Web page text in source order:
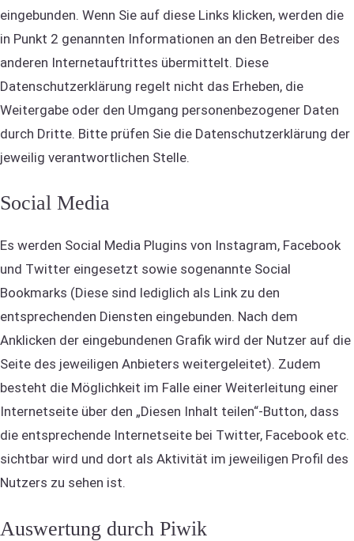
eingebunden. Wenn Sie auf diese Links klicken, werden die
in Punkt 2 genannten Informationen an den Betreiber des
anderen Internetauftrittes übermittelt. Diese
Datenschutzerklärung regelt nicht das Erheben, die
Weitergabe oder den Umgang personenbezogener Daten
durch Dritte. Bitte prüfen Sie die Datenschutzerklärung der
jeweilig verantwortlichen Stelle.
Social Media
Es werden Social Media Plugins von Instagram, Facebook
und Twitter eingesetzt sowie sogenannte Social
Bookmarks (Diese sind lediglich als Link zu den
entsprechenden Diensten eingebunden. Nach dem
Anklicken der eingebundenen Grafik wird der Nutzer auf die
Seite des jeweiligen Anbieters weitergeleitet). Zudem
besteht die Möglichkeit im Falle einer Weiterleitung einer
Internetseite über den „Diesen Inhalt teilen“-Button, dass
die entsprechende Internetseite bei Twitter, Facebook etc.
sichtbar wird und dort als Aktivität im jeweiligen Profil des
Nutzers zu sehen ist.
Auswertung durch Piwik